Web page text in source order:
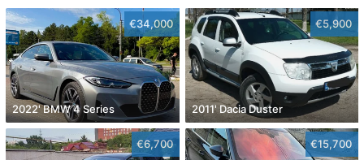
€34,000
2022' BMW 4 Series
€5,900
2011' Dacia Duster
€6,700 €15,700